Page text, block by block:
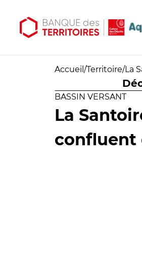
Accueil /Territoire/La
BASSIN VERSANT
La
confluent